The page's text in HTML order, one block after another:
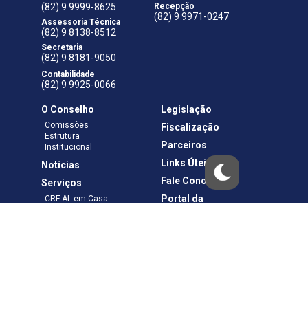
(82) 9 9999-8625
Assessoria Técnica
(82) 9 8138-8512
Secretaria
(82) 9 8181-9050
Contabilidade
(82) 9 9925-0066
Recepção
(82) 9 9971-0247
O Conselho
Comissões
Estrutura
Institucional
Notícias
Serviços
CRF-AL em Casa
Legislação
Fiscalização
Parceiros
Links Úteis
Fale Conosco
Portal da